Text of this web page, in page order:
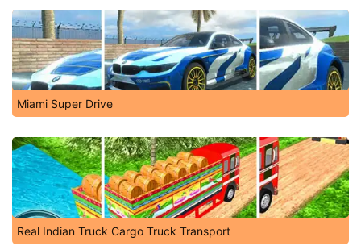
Miami Super Drive
Real Indian Truck Cargo Truck Transport